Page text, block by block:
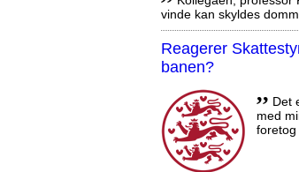
vinde kan skyldes
Reagerer
banen?
,, Det
med
foretog